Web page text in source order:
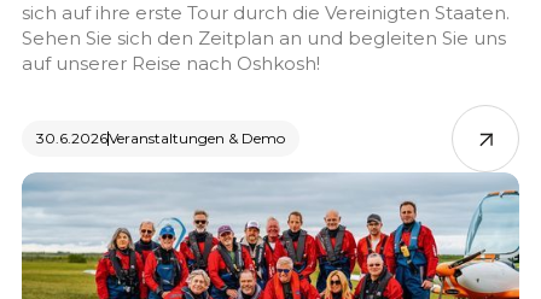
sich auf ihre erste Tour durch die Vereinigten Staaten.
Sehen Sie sich den Zeitplan an und begleiten Sie uns
auf unserer Reise nach Oshkosh!
30.6.2026Veranstaltungen & Demo